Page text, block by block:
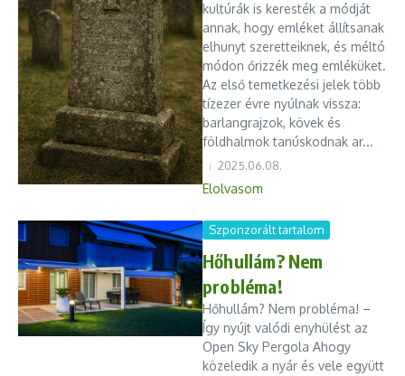
kultúrák is keresték a módját
annak, hogy emléket állítsanak
elhunyt szeretteiknek, és méltó
módon őrizzék meg emléküket.
Az első temetkezési jelek több
tízezer évre nyúlnak vissza:
barlangrajzok, kövek és
földhalmok tanúskodnak ar...
2025.06.08.
Elolvasom
Szponzorált tartalom
Hőhullám? Nem
probléma!
Hőhullám? Nem probléma! –
Így nyújt valódi enyhülést az
Open Sky Pergola Ahogy
közeledik a nyár és vele együtt